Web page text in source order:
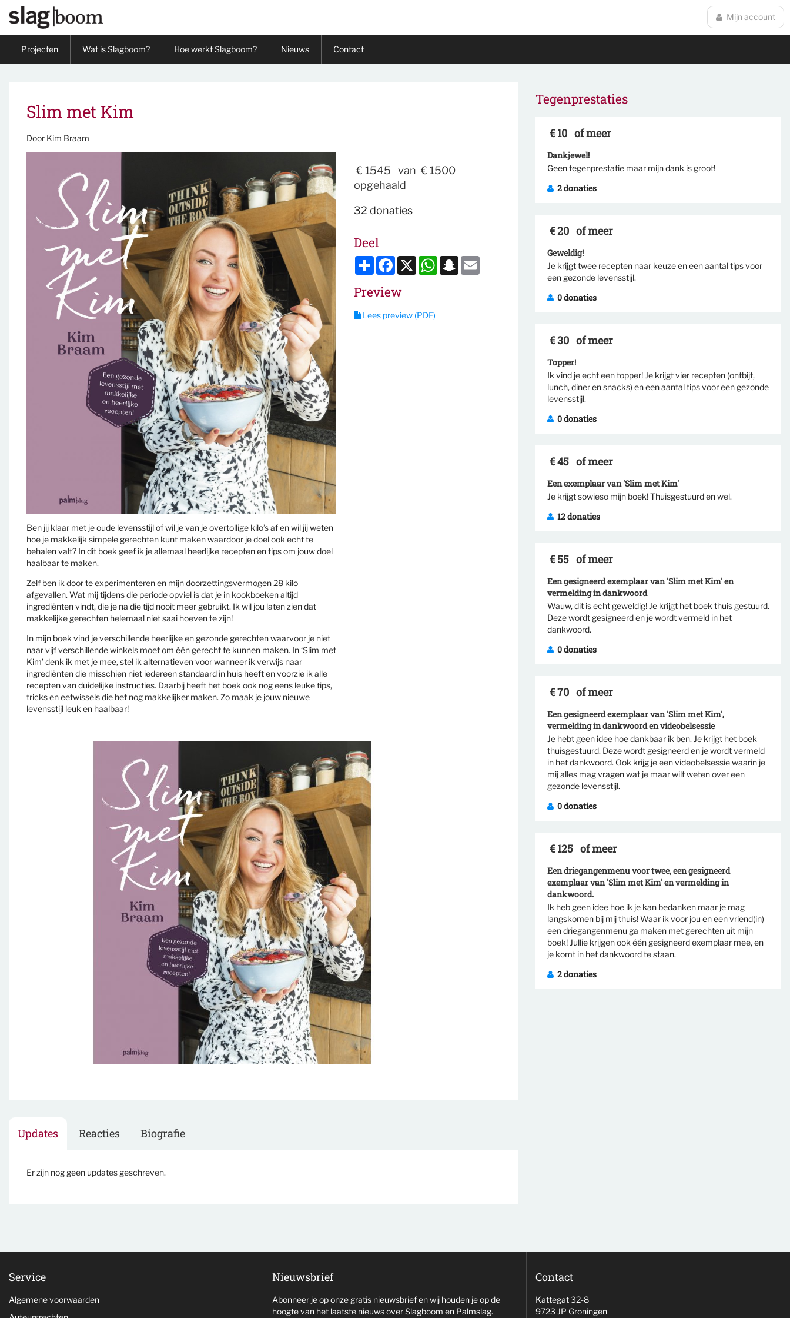
Overslaan en naar de inhoud gaan
Mijn account
Projecten Wat is Slagboom? Hoe werkt Slagboom? Nieuws Contact
Slim met Kim
Door Kim Braam
Ben jij klaar met je oude levensstijl of wil je van je overtollige kilo’s af en wil jij weten
hoe je makkelijk simpele gerechten kunt maken waardoor je doel ook echt te
behalen valt? In dit boek geef ik je allemaal heerlijke recepten en tips om jouw doel
haalbaar te maken.
Zelf ben ik door te experimenteren en mijn doorzettingsvermogen 28 kilo
afgevallen. Wat mij tijdens die periode opviel is dat je in kookboeken altijd
ingrediënten vindt, die je na die tijd nooit meer gebruikt. Ik wil jou laten zien dat
makkelijke gerechten helemaal niet saai hoeven te zijn!
In mijn boek vind je verschillende heerlijke en gezonde gerechten waarvoor je niet
naar vijf verschillende winkels moet om één gerecht te kunnen maken. In ‘Slim met
Kim’ denk ik met je mee, stel ik alternatieven voor wanneer ik verwijs naar
ingrediënten die misschien niet iedereen standaard in huis heeft en voorzie ik alle
recepten van duidelijke instructies. Daarbij heeft het boek ook nog eens leuke tips,
tricks en eetwissels die het nog makkelijker maken. Zo maak je jouw nieuwe
levensstijl leuk en haalbaar!
€ 1545 van € 1500
opgehaald
32 donaties
Deel
Deel Facebook
X WhatsApp
Snapchat
Preview
Lees preview (PDF)
Updates Reacties Biografie
Er zijn nog geen updates geschreven.
Tegenprestaties
€ 10 of meer
Dankjewel!
Geen tegenprestatie maar mijn dank is groot!
2 donaties
Selecteer tegenprestatie
€ 20 of meer
Geweldig!
Je krijgt twee recepten naar keuze en een aantal tips voor
een gezonde levensstijl.
0 donaties
Selecteer tegenprestatie
€ 30 of meer
Topper!
Ik vind je echt een topper! Je krijgt vier recepten (ontbijt,
lunch, diner en snacks) en een aantal tips voor een gezonde
levensstijl.
0 donaties
Selecteer tegenprestatie
€ 45 of meer
Een exemplaar van 'Slim met Kim'
Je krijgt sowieso mijn boek! Thuisgestuurd en wel.
12 donaties
Selecteer tegenprestatie
€ 55 of meer
Een gesigneerd exemplaar van 'Slim met Kim' en
vermelding in dankwoord
Wauw, dit is echt geweldig! Je krijgt het boek thuis gestuurd.
Deze wordt gesigneerd en je wordt vermeld in het
dankwoord.
0 donaties
Selecteer tegenprestatie
€ 70 of meer
Een gesigneerd exemplaar van 'Slim met Kim',
vermelding in dankwoord en videobelsessie
Je hebt geen idee hoe dankbaar ik ben. Je krijgt het boek
thuisgestuurd. Deze wordt gesigneerd en je wordt vermeld
in het dankwoord. Ook krijg je een videobelsessie waarin je
mij alles mag vragen wat je maar wilt weten over een
gezonde levensstijl.
0 donaties
Selecteer tegenprestatie
€ 125 of meer
Een driegangenmenu voor twee, een gesigneerd
exemplaar van 'Slim met Kim' en vermelding in
dankwoord.
Ik heb geen idee hoe ik je kan bedanken maar je mag
langskomen bij mij thuis! Waar ik voor jou en een vriend(in)
een driegangenmenu ga maken met gerechten uit mijn
boek! Jullie krijgen ook één gesigneerd exemplaar mee, en
je komt in het dankwoord te staan.
2 donaties
Selecteer tegenprestatie
Service
Algemene voorwaarden
Nieuwsbrief
Abonneer je op onze gratis nieuwsbrief en wij houden je op de
hoogte van het laatste nieuws over Slagboom en Palmslag.
Contact
Kattegat 32-8
9723 JP Groningen